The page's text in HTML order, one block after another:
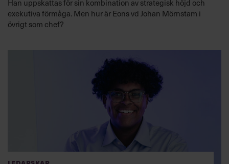
Han uppskattas för sin kombination av strategisk höjd och
exekutiva förmåga. Men hur är Eons vd Johan Mörnstam i
övrigt som chef?